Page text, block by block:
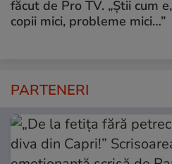
făcut de Pro TV. „Știi cum e,
copii mici, probleme mici…”
PARTENERI